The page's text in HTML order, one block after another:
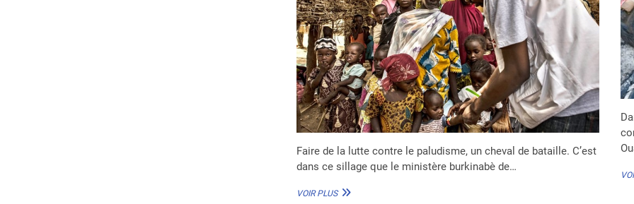
Faire de la lutte contre le paludisme, un cheval de bataille. C’est
dans ce sillage que le ministère burkinabè de…
VOIR PLUSBURKINA